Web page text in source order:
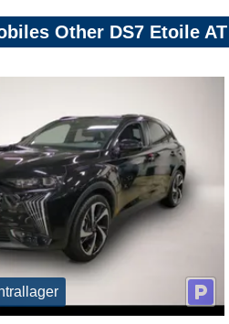
Other DS7 Etoile